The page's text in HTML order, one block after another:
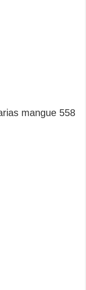
mangue 558